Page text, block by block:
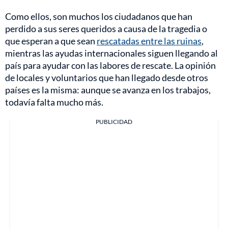
Como ellos, son muchos los ciudadanos que han
perdido a sus seres queridos a causa de la tragedia o
que esperan a que sean rescatadas entre las ruinas,
mientras las ayudas internacionales siguen llegando al
país para ayudar con las labores de rescate. La opinión
de locales y voluntarios que han llegado desde otros
países es la misma: aunque se avanza en los trabajos,
todavía falta mucho más.
PUBLICIDAD